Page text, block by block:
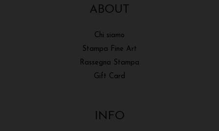
ABOUT
Chi siamo
Stampa Fine Art
Rassegna Stampa
Gift Card
INFO